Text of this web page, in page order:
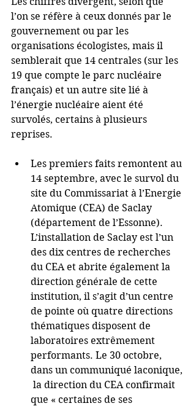
l’on se réfère à ceux donnés par le
gouvernement ou par les
organisations écologistes, mais il
semblerait que 14 centrales (sur les
19 que compte le parc nucléaire
français) et un autre site lié à
l’énergie nucléaire aient été
survolés, certains à plusieurs
reprises.
Les premiers faits remontent au
14 septembre, avec le survol du
site du Commissariat à l’Energie
Atomique (CEA) de Saclay
(département de l’Essonne).
L’installation de Saclay est l’un
des dix centres de recherches
du CEA et abrite également la
direction générale de cette
institution, il s’agit d’un centre
de pointe où quatre directions
thématiques disposent de
laboratoires extrêmement
performants. Le 30 octobre,
dans un communiqué laconique,
la direction du CEA confirmait
que « certaines de ses